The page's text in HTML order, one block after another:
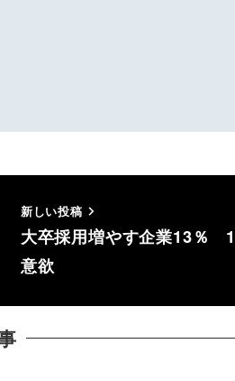
新しい投稿
大卒採用増やす企業13％
意欲